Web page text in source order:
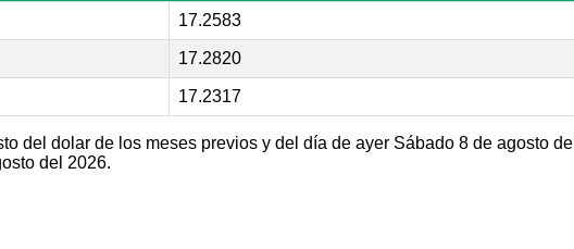
17.2583
17.2820
17.2317
del dolar de los meses previos y del día de ayer Sábado 8 de agosto del
del 2026.